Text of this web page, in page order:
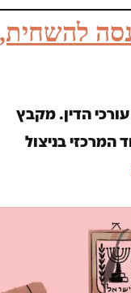
להשחית,
הדין. מקבץ
בניצול